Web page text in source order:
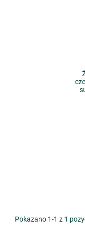
Pokazano 1-1 z 1